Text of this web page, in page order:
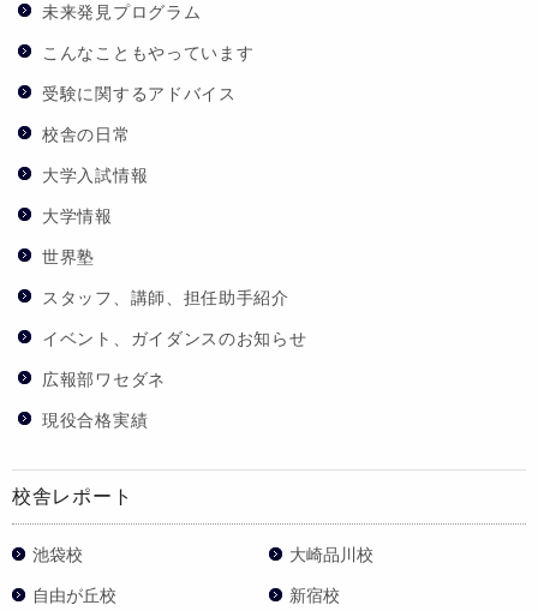
未来発見プログラム
こんなこともやっています
受験に関するアドバイス
校舎の日常
大学入試情報
大学情報
世界塾
スタッフ、講師、担任助手紹介
イベント、ガイダンスのお知らせ
広報部ワセダネ
現役合格実績
校舎レポート
池袋校 大崎品川校
自由が丘校 新宿校